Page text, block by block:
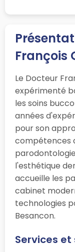
François
Le Docteur
expérimenté
les soins
années
pour son
compétences
l'esthétique
accueille les
cabinet
technologies
Besancon.
Services